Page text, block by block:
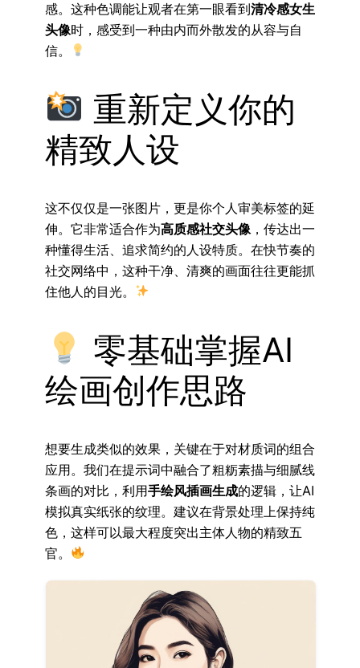
感。这种色调能让观者在第一眼看到清冷感女生
头像时，感受到一种由内而外散发的从容与自
信。
重新定义你的
精致人设
这不仅仅是一张图片，更是你个人审美标签的延
伸。它非常适合作为高质感社交头像 ，传达出一
种懂得生活、追求简约的人设特质。在快节奏的
社交网络中，这种干净、清爽的画面往往更能抓
住他人的目光。
零基础掌握AI
绘画创作思路
想要生成类似的效果，关键在于对材质词的组合
应用。我们在提示词中融合了粗粝素描与细腻线
条画的对比，利用手绘风插画生成的逻辑，让AI
模拟真实纸张的纹理。建议在背景处理上保持纯
色，这样可以最大程度突出主体人物的精致五
官。